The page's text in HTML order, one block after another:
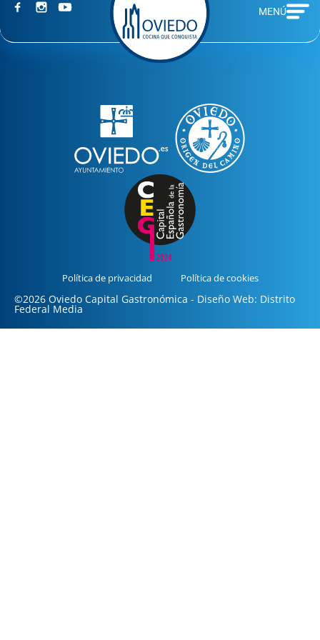
MENÚ
Política de privacidad Política de cookies
©2026 Oviedo Capital Gastronómica - Diseño Web: Distrito
Federal Media